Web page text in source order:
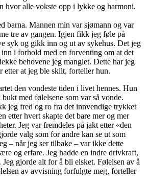
hvor alle vokste opp i lykke og harmoni.
barna. Mannen min var sjømann og var
tre av gangen. Igjen fikk jeg føle på
syk og gikk inn og ut av sykehus. Det jeg
i forhold med en forventing om at det
behovene jeg manglet. Dette har jeg
etter at jeg ble skilt, forteller hun.
den vondeste tiden i livet hennes. Hun
med følelsene som var så vonde.
jeg fred og ro fra det innvendige trykket
etter hvert skapte det bare mer og mer
Jeg var fremdeles på jakt etter «den
valg som for andre kan se ut som
– når jeg ser tilbake – var ikke dette
og erfare. Jeg hadde en indre drivkraft,
gjorde alt for å bli elsket. Følelsen av å
av avvisning forfulgte meg, forteller